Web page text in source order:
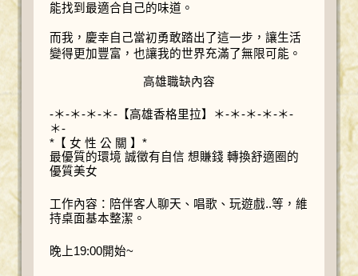
能找到最適合自己的味道。
而我，慶幸自己當初勇敢踏出了這一步，讓生活
變得更加豐富，也讓我的世界充滿了無限可能。
高雄職缺內容
-＊-＊-＊-＊-【高雄香格里拉】＊-＊-＊-＊-＊-
＊-
*【 女 性 公 關 】*
最優質的環境 誠徵有自信 想賺錢 轉換舒適圈的
優質美女
工作內容：陪伴客人聊天、唱歌、玩遊戲..等，維
持桌面基本整潔。
晚上19:00開始~